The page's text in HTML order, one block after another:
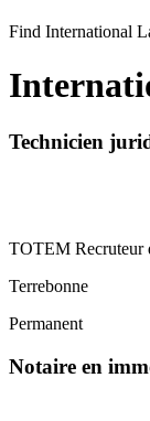
Find International
Technicien
TOTEM Recruteur
Terrebonne
Permanent
Notaire en